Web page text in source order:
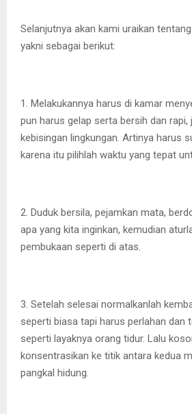
Selanjutnya akan kami uraikan
yakni sebagai berikut:
1. Melakukannya harus di kamar
pun harus gelap serta bersih dan rapi,
kebisingan lingkungan. Artinya harus
karena itu pilihlah waktu yang tepat
2. Duduk bersila, pejamkan mata,
apa yang kita inginkan, kemudian
pembukaan seperti di atas.
3. Setelah selesai normalkanlah
seperti biasa tapi harus perlahan dan
seperti layaknya orang tidur. Lalu
konsentrasikan ke titik antara kedua
pangkal hidung.